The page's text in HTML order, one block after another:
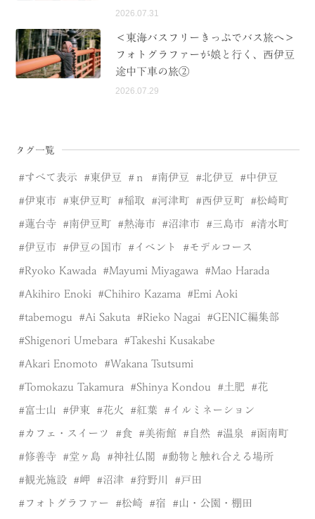
2026.07.31
＜東海バスフリーきっぷでバス旅へ＞
フォトグラファーが娘と行く、西伊豆
途中下車の旅②
2026.07.29
タグ一覧
すべて表示 東伊豆 ｎ 南伊豆 北伊豆 中伊豆
伊東市 東伊豆町 稲取 河津町 西伊豆町 松崎町
蓮台寺 南伊豆町 熱海市 沼津市 三島市 清水町
伊豆市 伊豆の国市 イベント モデルコース
Ryoko Kawada Mayumi Miyagawa Mao Harada
Akihiro Enoki Chihiro Kazama Emi Aoki
tabemogu Ai Sakuta Rieko Nagai GENIC編集部
Shigenori Umebara Takeshi Kusakabe
Akari Enomoto Wakana Tsutsumi
Tomokazu Takamura Shinya Kondou 土肥 花
富士山 伊東 花火 紅葉 イルミネーション
カフェ・スイーツ 食 美術館 自然 温泉 函南町
修善寺 堂ヶ島 神社仏閣 動物と触れ合える場所
観光施設 岬 沼津 狩野川 戸田
フォトグラファー 松崎 宿 山・公園・棚田